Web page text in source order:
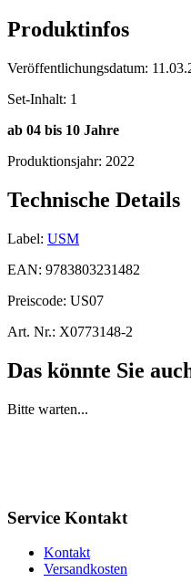
Produktinfos
Veröffentlichungsdatum:
Set-Inhalt: 1
ab 04 bis 10 Jahre
Produktionsjahr: 2022
Technische Details
Label: USM
EAN: 9783803231482
Preiscode: US07
Art. Nr.: X0773148-2
Das könnte Sie
Bitte warten...
Service Kontakt
Kontakt
Versandkosten